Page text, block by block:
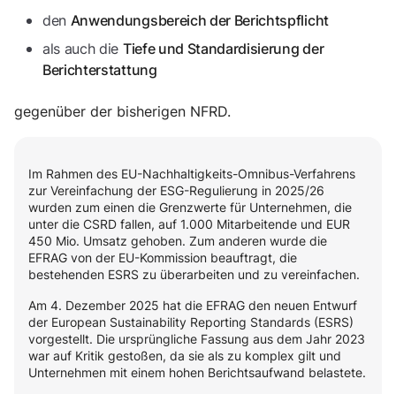
den Anwendungsbereich der Berichtspflicht
als auch die Tiefe und Standardisierung der
Berichterstattung
gegenüber der bisherigen NFRD.
Im Rahmen des EU-Nachhaltigkeits-Omnibus-Verfahrens
zur Vereinfachung der ESG-Regulierung in 2025/26
wurden zum einen die Grenzwerte für Unternehmen, die
unter die CSRD fallen, auf 1.000 Mitarbeitende und EUR
450 Mio. Umsatz gehoben. Zum anderen wurde die
EFRAG von der EU-Kommission beauftragt, die
bestehenden ESRS zu überarbeiten und zu vereinfachen.
Am 4. Dezember 2025 hat die EFRAG den neuen Entwurf
der European Sustainability Reporting Standards (ESRS)
vorgestellt. Die ursprüngliche Fassung aus dem Jahr 2023
war auf Kritik gestoßen, da sie als zu komplex gilt und
Unternehmen mit einem hohen Berichtsaufwand belastete.